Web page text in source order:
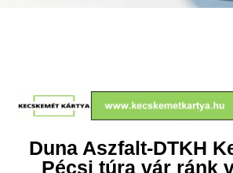
Duna Aszfalt-DTKH
Pécsi túra vár ránk